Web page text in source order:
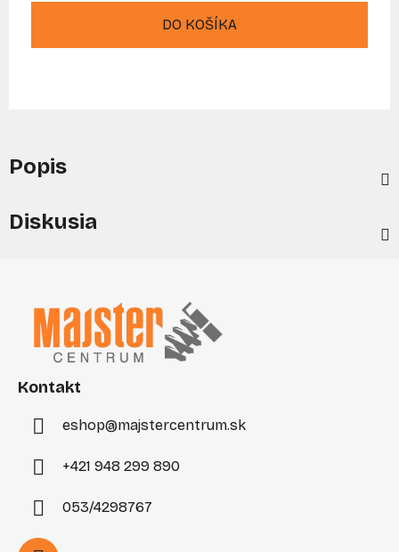
DO KOŠÍKA
Popis
Diskusia
Kontakt
eshop@majstercentrum.sk
+421 948 299 890
053/4298767